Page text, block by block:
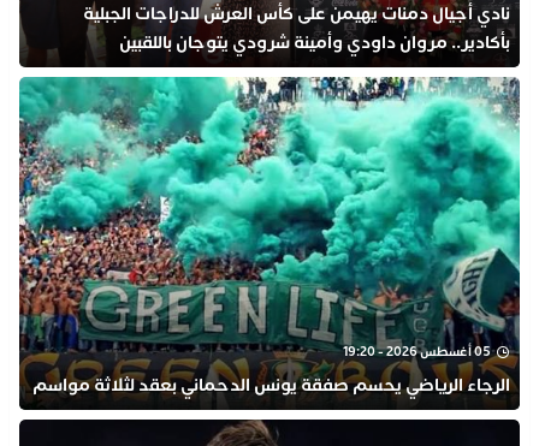
نادي أجيال دمنات يهيمن على كأس العرش للدراجات الجبلية
بأكادير.. مروان داودي وأمينة شرودي يتوجان باللقبين
05 أغسطس 2026 - 19:20
الرجاء الرياضي يحسم صفقة يونس الدحماني بعقد لثلاثة مواسم